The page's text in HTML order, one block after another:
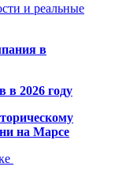
и реальные
в
в 2026 году
на Марсе